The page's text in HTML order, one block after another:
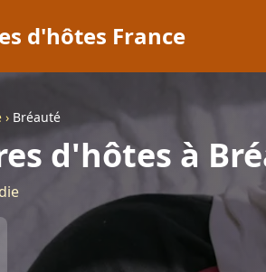
d'hôtes France
› Bréauté
d'hôtes à